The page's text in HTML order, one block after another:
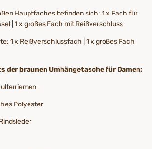
Hauptfaches befinden sich: 1 x Fach für
| 1 x großes Fach mit Reißverschluss
1 x Reißverschlussfach | 1 x großes Fach
der braunen Umhängetasche für Damen:
Polyester